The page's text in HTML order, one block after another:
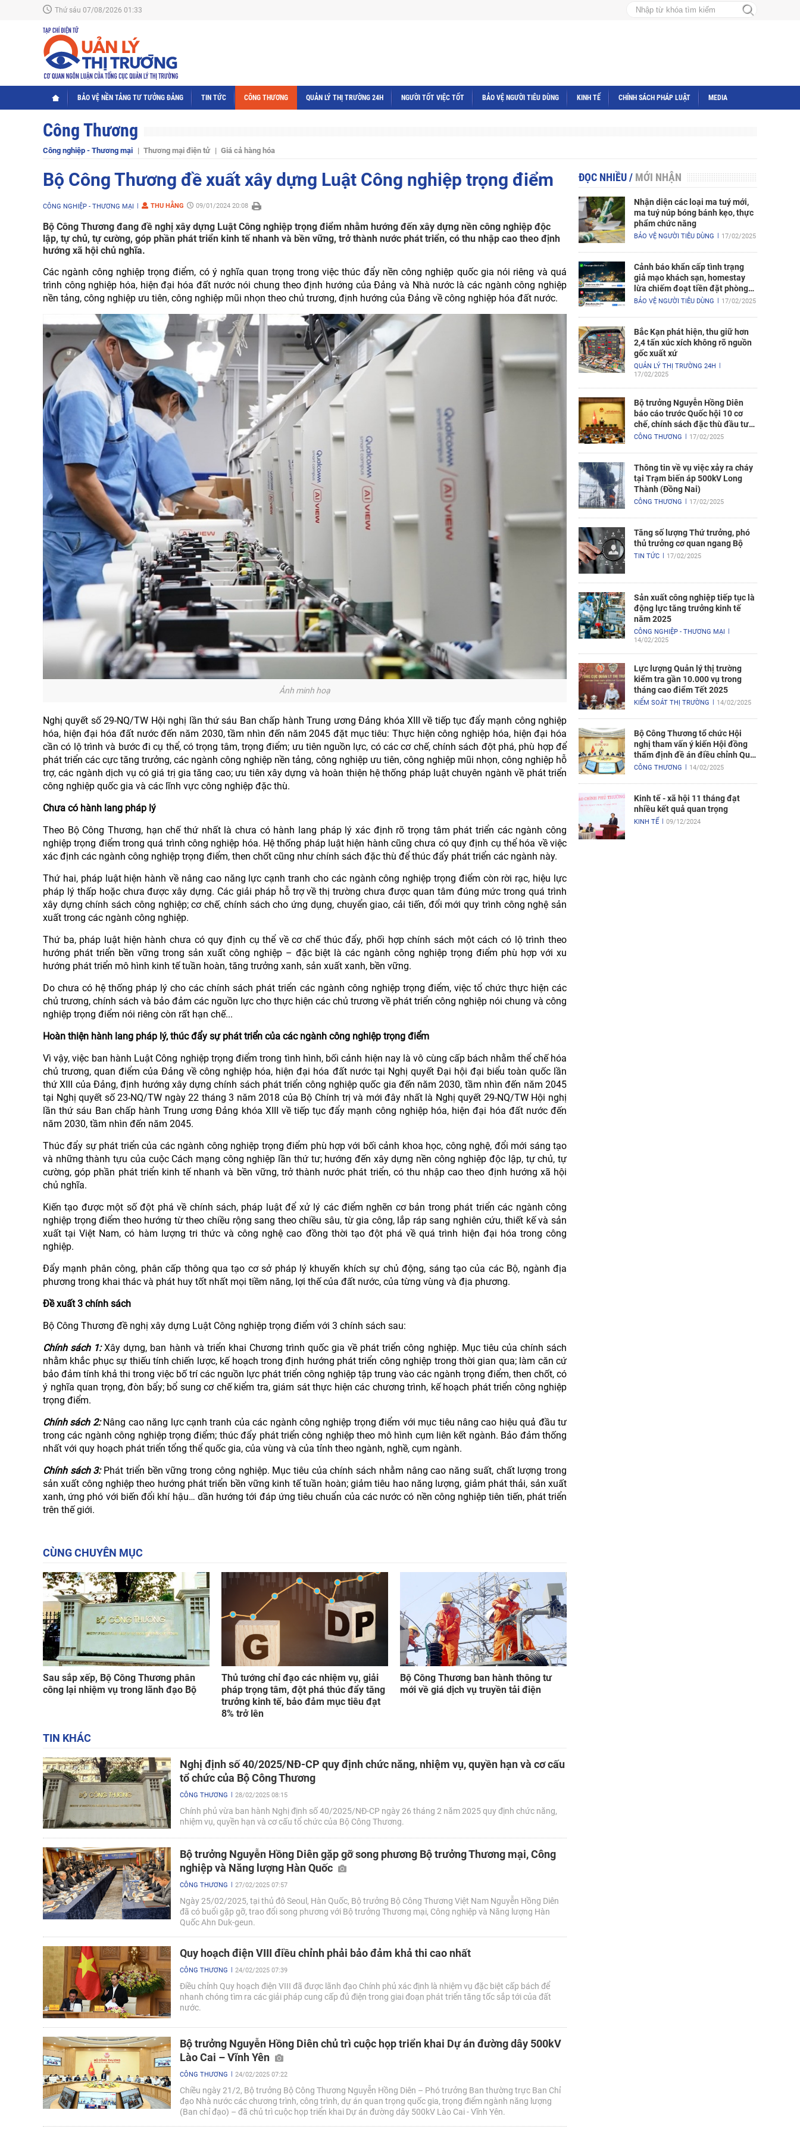
Thứ sáu 07/08/2026 01:33
BẢO VỆ NỀN TẢNG TƯ TƯỞNG ĐẢNG TIN TỨC CÔNG THƯƠNG QUẢN LÝ THỊ TRƯỜNG 24H NGƯỜI TỐT VIỆC TỐT BẢO VỆ NGƯỜI TIÊU DÙNG KINH TẾ CHÍNH SÁCH PHÁP LUẬT MEDIA
Công Thương
Công nghiệp - Thương mại Thương mại điện tử Giá cả hàng hóa
Bộ Công Thương đề xuất xây dựng Luật Công nghiệp trọng điểm
CÔNG NGHIỆP - THƯƠNG MẠI THU HẰNG 09/01/2024 20:08
Bộ Công Thương đang đề nghị xây dựng Luật Công nghiệp trọng điểm nhằm hướng đến xây dựng nền công nghiệp độc
lập, tự chủ, tự cường, góp phần phát triển kinh tế nhanh và bền vững, trở thành nước phát triển, có thu nhập cao theo định
hướng xã hội chủ nghĩa.
Các ngành công nghiệp trọng điểm, có ý nghĩa quan trọng trong việc thúc đẩy nền công nghiệp quốc gia nói riêng và quá
trình công nghiệp hóa, hiện đại hóa đất nước nói chung theo định hướng của Đảng và Nhà nước là các ngành công nghiệp
nền tảng, công nghiệp ưu tiên, công nghiệp mũi nhọn theo chủ trương, định hướng của Đảng về công nghiệp hóa đất nước.
Ảnh minh hoạ
Nghị quyết số 29-NQ/TW Hội nghị lần thứ sáu Ban chấp hành Trung ương Đảng khóa XIII về tiếp tục đẩy mạnh công nghiệp
hóa, hiện đại hóa đất nước đến năm 2030, tầm nhìn đến năm 2045 đặt mục tiêu: Thực hiện công nghiệp hóa, hiện đại hóa
cần có lộ trình và bước đi cụ thể, có trọng tâm, trọng điểm; ưu tiên nguồn lực, có các cơ chế, chính sách đột phá, phù hợp để
phát triển các cực tăng trưởng, các ngành công nghiệp nền tảng, công nghiệp ưu tiên, công nghiệp mũi nhọn, công nghiệp hỗ
trợ, các ngành dịch vụ có giá trị gia tăng cao; ưu tiên xây dựng và hoàn thiện hệ thống pháp luật chuyên ngành về phát triển
công nghiệp quốc gia và các lĩnh vực công nghiệp đặc thù.
Chưa có hành lang pháp lý
Theo Bộ Công Thương, hạn chế thứ nhất là chưa có hành lang pháp lý xác định rõ trọng tâm phát triển các ngành công
nghiệp trọng điểm trong quá trình công nghiệp hóa. Hệ thống pháp luật hiện hành cũng chưa có quy định cụ thể hóa về việc
xác định các ngành công nghiệp trọng điểm, then chốt cũng như chính sách đặc thù để thúc đẩy phát triển các ngành này.
Thứ hai, pháp luật hiện hành về nâng cao năng lực cạnh tranh cho các ngành công nghiệp trọng điểm còn rời rạc, hiệu lực
pháp lý thấp hoặc chưa được xây dựng. Các giải pháp hỗ trợ về thị trường chưa được quan tâm đúng mức trong quá trình
xây dựng chính sách công nghiệp; cơ chế, chính sách cho ứng dụng, chuyển giao, cải tiến, đổi mới quy trình công nghệ sản
xuất trong các ngành công nghiệp.
Thứ ba, pháp luật hiện hành chưa có quy định cụ thể về cơ chế thúc đẩy, phối hợp chính sách một cách có lộ trình theo
hướng phát triển bền vững trong sản xuất công nghiệp – đặc biệt là các ngành công nghiệp trọng điểm phù hợp với xu
hướng phát triển mô hình kinh tế tuần hoàn, tăng trưởng xanh, sản xuất xanh, bền vững.
Do chưa có hệ thống pháp lý cho các chính sách phát triển các ngành công nghiệp trọng điểm, việc tổ chức thực hiện các
chủ trương, chính sách và bảo đảm các nguồn lực cho thực hiện các chủ trương về phát triển công nghiệp nói chung và công
nghiệp trọng điểm nói riêng còn rất hạn chế...
Hoàn thiện hành lang pháp lý, thúc đẩy sự phát triển của các ngành công nghiệp trọng điểm
Vì vậy, việc ban hành Luật Công nghiệp trọng điểm trong tình hình, bối cảnh hiện nay là vô cùng cấp bách nhằm thể chế hóa
chủ trương, quan điểm của Đảng về công nghiệp hóa, hiện đại hóa đất nước tại Nghị quyết Đại hội đại biểu toàn quốc lần
thứ XIII của Đảng, định hướng xây dựng chính sách phát triển công nghiệp quốc gia đến năm 2030, tầm nhìn đến năm 2045
tại Nghị quyết số 23-NQ/TW ngày 22 tháng 3 năm 2018 của Bộ Chính trị và mới đây nhất là Nghị quyết 29-NQ/TW Hội nghị
lần thứ sáu Ban chấp hành Trung ương Đảng khóa XIII về tiếp tục đẩy mạnh công nghiệp hóa, hiện đại hóa đất nước đến
năm 2030, tầm nhìn đến năm 2045.
Thúc đẩy sự phát triển của các ngành công nghiệp trọng điểm phù hợp với bối cảnh khoa học, công nghệ, đổi mới sáng tạo
và những thành tựu của cuộc Cách mạng công nghiệp lần thứ tư; hướng đến xây dựng nền công nghiệp độc lập, tự chủ, tự
cường, góp phần phát triển kinh tế nhanh và bền vững, trở thành nước phát triển, có thu nhập cao theo định hướng xã hội
chủ nghĩa.
Kiến tạo được một số đột phá về chính sách, pháp luật để xử lý các điểm nghẽn cơ bản trong phát triển các ngành công
nghiệp trọng điểm theo hướng từ theo chiều rộng sang theo chiều sâu, từ gia công, lắp ráp sang nghiên cứu, thiết kế và sản
xuất tại Việt Nam, có hàm lượng tri thức và công nghệ cao đồng thời tạo đột phá về quá trình hiện đại hóa trong công
nghiệp.
Đẩy mạnh phân công, phân cấp thông qua tạo cơ sở pháp lý khuyến khích sự chủ động, sáng tạo của các Bộ, ngành địa
phương trong khai thác và phát huy tốt nhất mọi tiềm năng, lợi thế của đất nước, của từng vùng và địa phương.
Đề xuất 3 chính sách
Bộ Công Thương đề nghị xây dựng Luật Công nghiệp trọng điểm với 3 chính sách sau:
Chính sách 1:Xây dựng, ban hành và triển khai Chương trình quốc gia về phát triển công nghiệp. Mục tiêu của chính sách
nhằm khắc phục sự thiếu tính chiến lược, kế hoạch trong định hướng phát triển công nghiệp trong thời gian qua; làm căn cứ
bảo đảm tính khả thi trong việc bố trí các nguồn lực phát triển công nghiệp tập trung vào các ngành trọng điểm, then chốt, có
ý nghĩa quan trọng, đòn bẩy; bổ sung cơ chế kiểm tra, giám sát thực hiện các chương trình, kế hoạch phát triển công nghiệp
trọng điểm.
Chính sách 2:Nâng cao năng lực cạnh tranh của các ngành công nghiệp trọng điểm với mục tiêu nâng cao hiệu quả đầu tư
trong các ngành công nghiệp trọng điểm; thúc đẩy phát triển công nghiệp theo mô hình cụm liên kết ngành. Bảo đảm thống
nhất với quy hoạch phát triển tổng thể quốc gia, của vùng và của tỉnh theo ngành, nghề, cụm ngành.
Chính sách 3:Phát triển bền vững trong công nghiệp. Mục tiêu của chính sách nhằm nâng cao năng suất, chất lượng trong
sản xuất công nghiệp theo hướng phát triển bền vững kinh tế tuần hoàn; giảm tiêu hao năng lượng, giảm phát thải, sản xuất
xanh, ứng phó với biến đổi khí hậu… dần hướng tới đáp ứng tiêu chuẩn của các nước có nền công nghiệp tiên tiến, phát triển
trên thế giới.
CÙNG CHUYÊN MỤC
Sau sắp xếp, Bộ Công Thương phân
công lại nhiệm vụ trong lãnh đạo Bộ
Thủ tướng chỉ đạo các nhiệm vụ, giải
pháp trọng tâm, đột phá thúc đẩy tăng
trưởng kinh tế, bảo đảm mục tiêu đạt
8% trở lên
Bộ Công Thương ban hành thông tư
mới về giá dịch vụ truyền tải điện
TIN KHÁC
Nghị định số 40/2025/NĐ-CP quy định chức năng, nhiệm vụ, quyền hạn và cơ cấu
tổ chức của Bộ Công Thương
CÔNG THƯƠNG 28/02/2025 08:15
Chính phủ vừa ban hành Nghị định số 40/2025/NĐ-CP ngày 26 tháng 2 năm 2025 quy định chức năng,
nhiệm vụ, quyền hạn và cơ cấu tổ chức của Bộ Công Thương.
Bộ trưởng Nguyễn Hồng Diên gặp gỡ song phương Bộ trưởng Thương mại, Công
nghiệp và Năng lượng Hàn Quốc
CÔNG THƯƠNG 27/02/2025 07:57
Ngày 25/02/2025, tại thủ đô Seoul, Hàn Quốc, Bộ trưởng Bộ Công Thương Việt Nam Nguyễn Hồng Diên
đã có buổi gặp gỡ, trao đổi song phương với Bộ trưởng Thương mại, Công nghiệp và Năng lượng Hàn
Quốc Ahn Duk-geun.
Quy hoạch điện VIII điều chỉnh phải bảo đảm khả thi cao nhất
CÔNG THƯƠNG 24/02/2025 07:39
Điều chỉnh Quy hoạch điện VIII đã được lãnh đạo Chính phủ xác định là nhiệm vụ đặc biệt cấp bách để
nhanh chóng tìm ra các giải pháp cung cấp đủ điện trong giai đoạn phát triển tăng tốc sắp tới của đất
nước.
Bộ trưởng Nguyễn Hồng Diên chủ trì cuộc họp triển khai Dự án đường dây 500kV
Lào Cai – Vĩnh Yên
CÔNG THƯƠNG 24/02/2025 07:22
Chiều ngày 21/2, Bộ trưởng Bộ Công Thương Nguyễn Hồng Diên – Phó trưởng Ban thường trực Ban Chỉ
đạo Nhà nước các chương trình, công trình, dự án quan trọng quốc gia, trọng điểm ngành năng lượng
(Ban chỉ đạo) – đã chủ trì cuộc họp triển khai Dự án đường dây 500kV Lào Cai - Vĩnh Yên.
ĐỌC NHIỀU/ MỚI NHẬN
Nhận diện các loại ma tuý mới,
ma tuý núp bóng bánh kẹo, thực
phẩm chức năng
BẢO VỆ NGƯỜI TIÊU DÙNG 17/02/2025
Cảnh báo khẩn cấp tình trạng
giả mạo khách sạn, homestay
lừa chiếm đoạt tiền đặt phòng
nghỉ
BẢO VỆ NGƯỜI TIÊU DÙNG 17/02/2025
Bắc Kạn phát hiện, thu giữ hơn
2,4 tấn xúc xích không rõ nguồn
gốc xuất xứ
QUẢN LÝ THỊ TRƯỜNG 24H
17/02/2025
Bộ trưởng Nguyễn Hồng Diên
báo cáo trước Quốc hội 10 cơ
chế, chính sách đặc thù đầu tư
xây dựng Dự án điện hạt nhân
CÔNG THƯƠNG 17/02/2025
Thông tin về vụ việc xảy ra cháy
tại Trạm biến áp 500kV Long
Thành (Đồng Nai)
CÔNG THƯƠNG 17/02/2025
Tăng số lượng Thứ trưởng, phó
thủ trưởng cơ quan ngang Bộ
TIN TỨC 17/02/2025
Sản xuất công nghiệp tiếp tục là
động lực tăng trưởng kinh tế
năm 2025
CÔNG NGHIỆP - THƯƠNG MẠI
14/02/2025
Lực lượng Quản lý thị trường
kiểm tra gần 10.000 vụ trong
tháng cao điểm Tết 2025
KIỂM SOÁT THỊ TRƯỜNG 14/02/2025
Bộ Công Thương tổ chức Hội
nghị tham vấn ý kiến Hội đồng
thẩm định đề án điều chỉnh Quy
hoạch điện VIII
CÔNG THƯƠNG 14/02/2025
Kinh tế - xã hội 11 tháng đạt
nhiều kết quả quan trọng
KINH TẾ 09/12/2024